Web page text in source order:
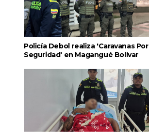
Policía Debol realiza 'Caravanas
Seguridad' en Magangué Bolívar